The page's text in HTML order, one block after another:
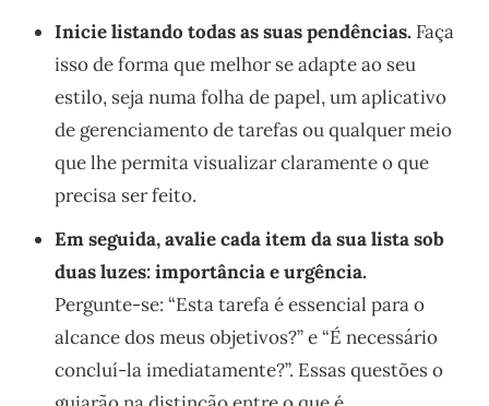
Inicie listando todas as suas pendências. Faça
isso de forma que melhor se adapte ao seu
estilo, seja numa folha de papel, um aplicativo
de gerenciamento de tarefas ou qualquer meio
que lhe permita visualizar claramente o que
precisa ser feito.
Em seguida, avalie cada item da sua lista sob
duas luzes: importância e urgência.
Pergunte-se: “Esta tarefa é essencial para o
alcance dos meus objetivos?” e “É necessário
concluí-la imediatamente?”. Essas questões o